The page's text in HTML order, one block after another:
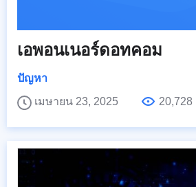
เอพอนเนอร์ดอทคอม
ปัญหา
เมษายน 23, 2025
20,728